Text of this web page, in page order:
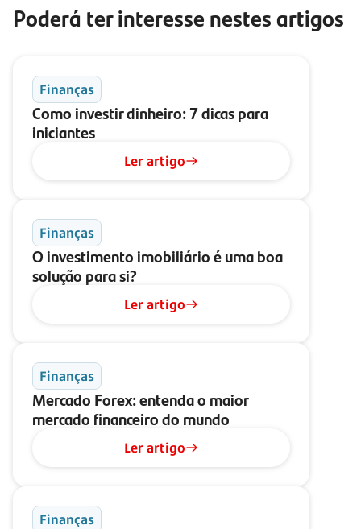
Poderá ter interesse nestes artigos
Finanças
Como investir dinheiro: 7 dicas para
iniciantes
Ler artigo
Finanças
O investimento imobiliário é uma boa
solução para si?
Ler artigo
Finanças
Mercado Forex: entenda o maior
mercado financeiro do mundo
Ler artigo
Finanças